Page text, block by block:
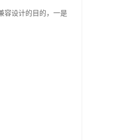
容设计的目的，一是